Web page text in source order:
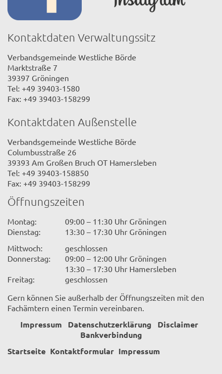
Kontaktdaten Verwaltungssitz
Verbandsgemeinde Westliche Börde
Marktstraße 7
39397 Gröningen
Tel: +49 39403-1580
Fax: +49 39403-158299
Kontaktdaten Außenstelle
Verbandsgemeinde Westliche Börde
Columbusstraße 26
39393 Am Großen Bruch OT Hamersleben
Tel: +49 39403-158850
Fax: +49 39403-158299
Öffnungszeiten
Montag:
09:00 – 11:30 Uhr Gröningen
Dienstag:
13:30 – 17:30 Uhr Gröningen
Mittwoch:
geschlossen
Donnerstag:
09:00 – 12:00 Uhr Gröningen
13:30 – 17:30 Uhr Hamersleben
Freitag:
geschlossen
Gern können Sie außerhalb der Öffnungszeiten mit den
Fachämtern einen Termin vereinbaren.
Impressum Datenschutzerklärung
Disclaimer
Bankverbindung
Startseite Kontaktformular Impressum